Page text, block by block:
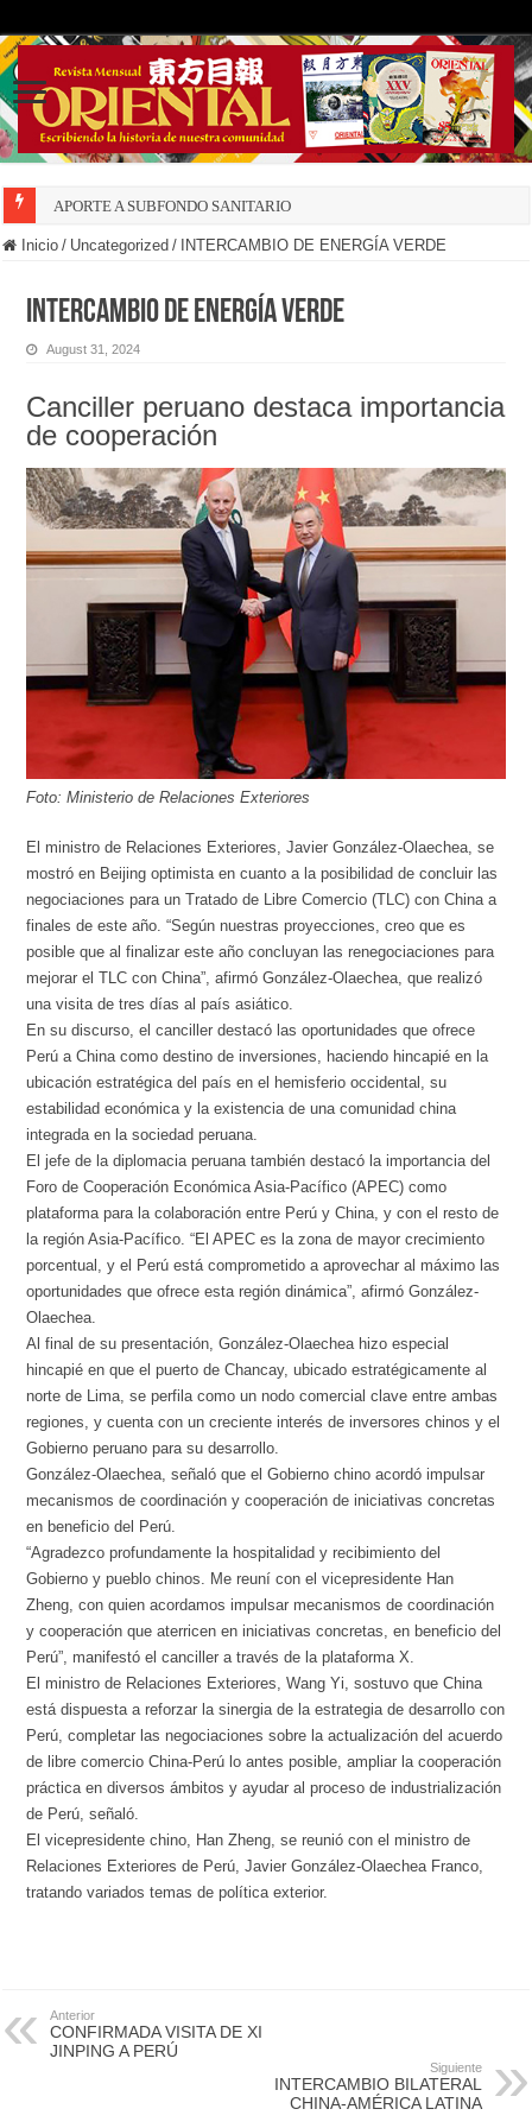
APORTE A SUBFONDO SANITARIO
Inicio / Uncategorized / INTERCAMBIO DE ENERGÍA VERDE
INTERCAMBIO DE ENERGÍA VERDE
August 31, 2024
Canciller peruano destaca importancia
de cooperación
Foto: Ministerio de Relaciones Exteriores
El ministro de Relaciones Exteriores, Javier González-Olaechea, se
mostró en Beijing optimista en cuanto a la posibilidad de concluir las
negociaciones para un Tratado de Libre Comercio (TLC) con China a
finales de este año. “Según nuestras proyecciones, creo que es
posible que al finalizar este año concluyan las renegociaciones para
mejorar el TLC con China”, afirmó González-Olaechea, que realizó
una visita de tres días al país asiático.
En su discurso, el canciller destacó las oportunidades que ofrece
Perú a China como destino de inversiones, haciendo hincapié en la
ubicación estratégica del país en el hemisferio occidental, su
estabilidad económica y la existencia de una comunidad china
integrada en la sociedad peruana.
El jefe de la diplomacia peruana también destacó la importancia del
Foro de Cooperación Económica Asia-Pacífico (APEC) como
plataforma para la colaboración entre Perú y China, y con el resto de
la región Asia-Pacífico. “El APEC es la zona de mayor crecimiento
porcentual, y el Perú está comprometido a aprovechar al máximo las
oportunidades que ofrece esta región dinámica”, afirmó González-
Olaechea.
Al final de su presentación, González-Olaechea hizo especial
hincapié en que el puerto de Chancay, ubicado estratégicamente al
norte de Lima, se perfila como un nodo comercial clave entre ambas
regiones, y cuenta con un creciente interés de inversores chinos y el
Gobierno peruano para su desarrollo.
González-Olaechea, señaló que el Gobierno chino acordó impulsar
mecanismos de coordinación y cooperación de iniciativas concretas
en beneficio del Perú.
“Agradezco profundamente la hospitalidad y recibimiento del
Gobierno y pueblo chinos. Me reuní con el vicepresidente Han
Zheng, con quien acordamos impulsar mecanismos de coordinación
y cooperación que aterricen en iniciativas concretas, en beneficio del
Perú”, manifestó el canciller a través de la plataforma X.
El ministro de Relaciones Exteriores, Wang Yi, sostuvo que China
está dispuesta a reforzar la sinergia de la estrategia de desarrollo con
Perú, completar las negociaciones sobre la actualización del acuerdo
de libre comercio China-Perú lo antes posible, ampliar la cooperación
práctica en diversos ámbitos y ayudar al proceso de industrialización
de Perú, señaló.
El vicepresidente chino, Han Zheng, se reunió con el ministro de
Relaciones Exteriores de Perú, Javier González-Olaechea Franco,
tratando variados temas de política exterior.
Anterior
CONFIRMADA VISITA DE XI
JINPING A PERÚ
Siguiente
INTERCAMBIO BILATERAL
CHINA-AMÉRICA LATINA